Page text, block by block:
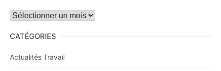
Archives
CATÉGORIES
Actualités Travail